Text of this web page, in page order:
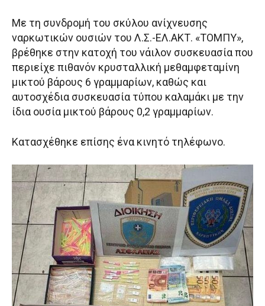
Με τη συνδρομή του σκύλου ανίχνευσης
ναρκωτικών ουσιών του Λ.Σ.-ΕΛ.ΑΚΤ. «ΤΟΜΠΥ»,
βρέθηκε στην κατοχή του νάιλον συσκευασία που
περιείχε πιθανόν κρυσταλλική μεθαμφεταμίνη
μικτού βάρους 6 γραμμαρίων, καθώς και
αυτοσχέδια συσκευασία τύπου καλαμάκι με την
ίδια ουσία μικτού βάρους 0,2 γραμμαρίων.
Κατασχέθηκε επίσης ένα κινητό τηλέφωνο.